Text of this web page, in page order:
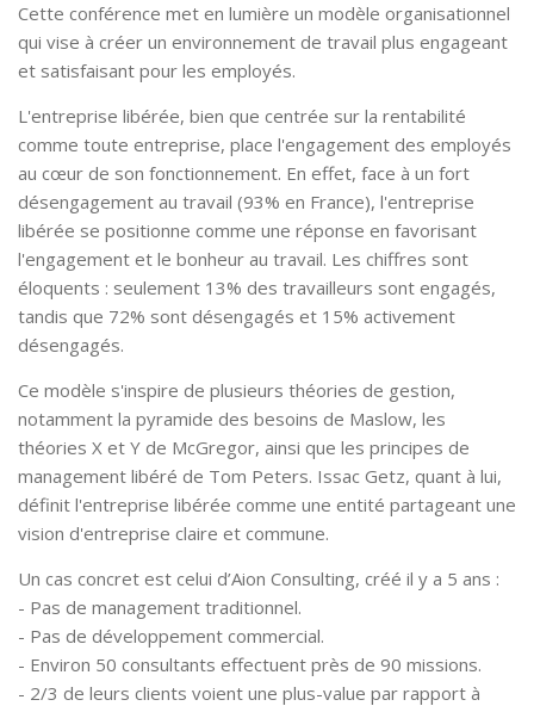
Cette conférence met en lumière un modèle organisationnel
qui vise à créer un environnement de travail plus engageant
et satisfaisant pour les employés.
L'entreprise libérée, bien que centrée sur la rentabilité
comme toute entreprise, place l'engagement des employés
au cœur de son fonctionnement. En effet, face à un fort
désengagement au travail (93% en France), l'entreprise
libérée se positionne comme une réponse en favorisant
l'engagement et le bonheur au travail. Les chiffres sont
éloquents : seulement 13% des travailleurs sont engagés,
tandis que 72% sont désengagés et 15% activement
désengagés.
Ce modèle s'inspire de plusieurs théories de gestion,
notamment la pyramide des besoins de Maslow, les
théories X et Y de McGregor, ainsi que les principes de
management libéré de Tom Peters. Issac Getz, quant à lui,
définit l'entreprise libérée comme une entité partageant une
vision d'entreprise claire et commune.
Un cas concret est celui d’Aion Consulting, créé il y a 5 ans :
- Pas de management traditionnel.
- Pas de développement commercial.
- Environ 50 consultants effectuent près de 90 missions.
- 2/3 de leurs clients voient une plus-value par rapport à